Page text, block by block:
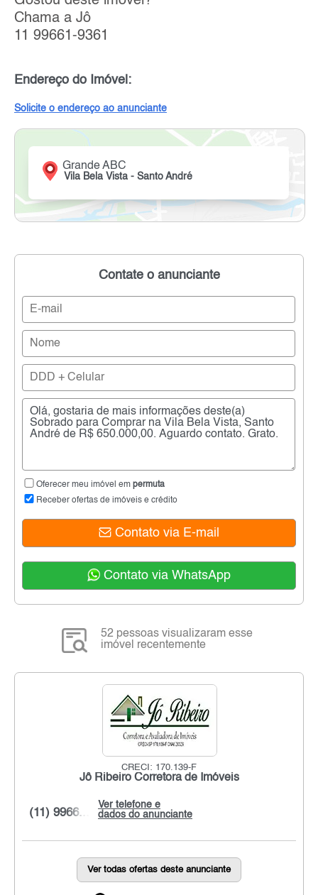
Chama a Jô
11 99661-9361
Endereço do Imóvel:
Solicite o endereço ao anunciante
Grande ABC
Vila Bela Vista - Santo André
Contate o anunciante
Oferecer meu imóvel em permuta
Receber ofertas de imóveis e crédito
Contato via E-mail
Contato via WhatsApp
52 pessoas visualizaram esse
imóvel recentemente
CRECI: 170.139-F
Jô Ribeiro Corretora de Imóveis
Ver telefone e
dados do anunciante
(11) 9966...
Ver todas ofertas deste anunciante